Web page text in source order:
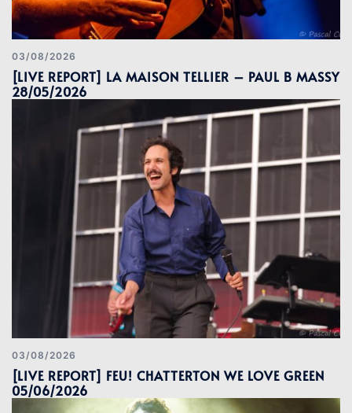
03/08/2026
[LIVE REPORT] LA MAISON TELLIER – PAUL B MASSY
28/05/2026
03/08/2026
[LIVE REPORT] FEU! CHATTERTON WE LOVE GREEN
05/06/2026